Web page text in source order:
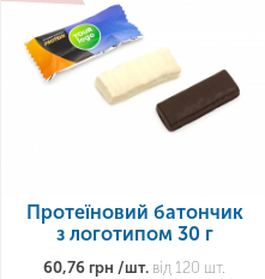
Протеїновий батончик
з логотипом 30 г
60,76 грн /шт. від 120 шт.